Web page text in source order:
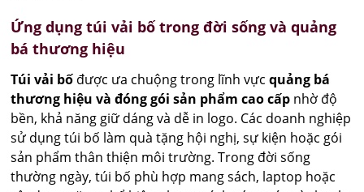
Ứng dụng túi vải bố trong đời sống và quảng
bá thương hiệu
Túi vải bố được ưa chuộng trong lĩnh vựcquảng bá
thương hiệu và đóng gói sản phẩm cao cấp nhờ độ
bền, khả năng giữ dáng và dễ in logo. Các doanh nghiệp
sử dụng túi bố làm quà tặng hội nghị, sự kiện hoặc gói
sản phẩm thân thiện môi trường. Trong đời sống
thường ngày, túi bố phù hợp mang sách, laptop hoặc